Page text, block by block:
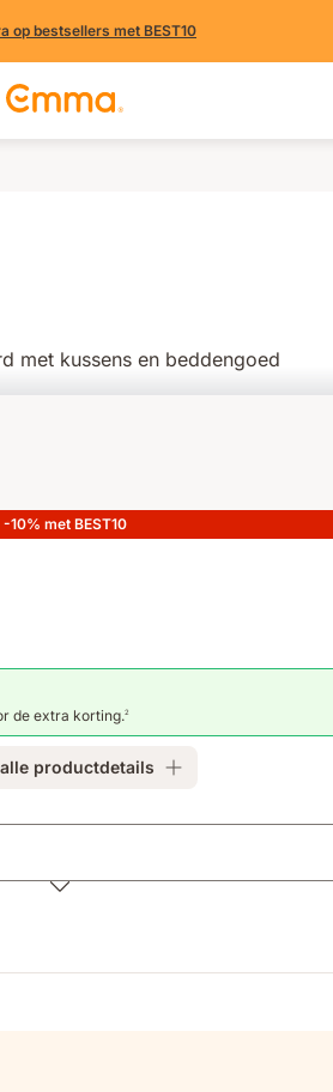
op bestsellers met BEST10
-10% met BEST10
de extra korting.2
productdetails